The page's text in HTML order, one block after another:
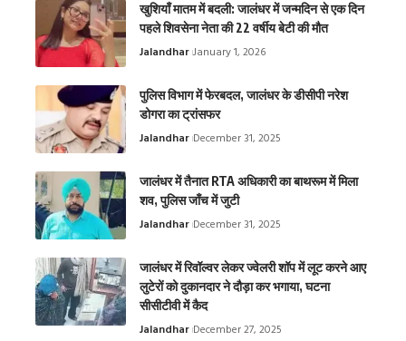
खुशियाँ मातम में बदली: जालंधर में जन्मदिन से एक दिन
पहले शिवसेना नेता की 22 वर्षीय बेटी की मौत
Jalandhar January 1, 2026
पुलिस विभाग में फेरबदल, जालंधर के डीसीपी नरेश
डोगरा का ट्रांसफर
Jalandhar December 31, 2025
जालंधर में तैनात RTA अधिकारी का बाथरूम में मिला
शव, पुलिस जाँच में जुटी
Jalandhar December 31, 2025
जालंधर में रिवॉल्वर लेकर ज्वेलरी शॉप में लूट करने आए
लुटेरों को दुकानदार ने दौड़ा कर भगाया, घटना
सीसीटीवी में कैद
Jalandhar December 27, 2025